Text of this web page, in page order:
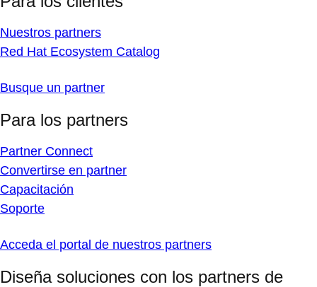
Nuestros partners
Red Hat Ecosystem Catalog
Busque un partner
Para los partners
Partner Connect
Convertirse en partner
Capacitación
Soporte
Acceda el portal de nuestros partners
Diseña soluciones con los partners de